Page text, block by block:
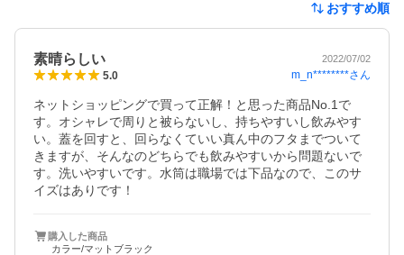
おすすめ順
素晴らしい 2022/07/02
5.0 m_n********さん
ネットショッピングで買って正解！と思った商品No.1で
す。オシャレで周りと被らないし、持ちやすいし飲みやす
い。蓋を回すと、回らなくていい真ん中のフタまでついて
きますが、そんなのどちらでも飲みやすいから問題ないで
す。洗いやすいです。水筒は職場では下品なので、このサ
イズはありです！
購入した商品
カラー/マットブラック